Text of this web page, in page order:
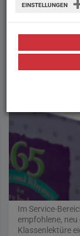
Im Service-
empfohlene, neu
Klassenlektüre
EINSTELLUNGEN